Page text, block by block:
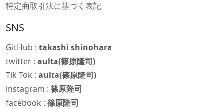
特定商取引法に基づく表記
SNS
GitHub : takashi shinohara
twitter : aulta(篠原隆司)
Tik Tok : aulta(篠原隆司)
instagram : 篠原隆司
facebook : 篠原隆司